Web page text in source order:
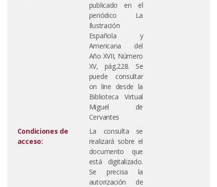
publicado en el
periódico La
Ilustración
Española y
Americana del
Año XVII, Número
XV, pág.228. Se
puede consultar
on line desde la
Biblioteca Virtual
Miguel de
Cervantes
Condiciones de
acceso:
La consulta se
realizará sobre el
documento que
está digitalizado.
Se precisa la
autorización de